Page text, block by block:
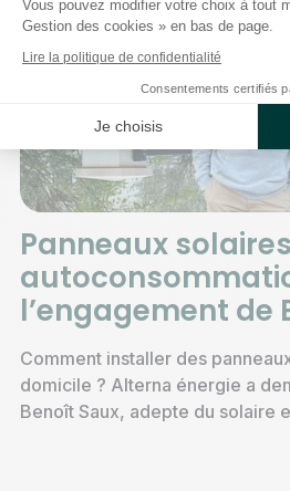
Panneaux
l’engagement de
Comment installer des
domicile ? Alterna énergie a
Benoît Saux, adepte du solaire
Vous pouvez modifier votre choix à tout
Gestion des cookies » en bas de page.
Lire la politique de confidentialité
Consentements certifiés
Je choisis